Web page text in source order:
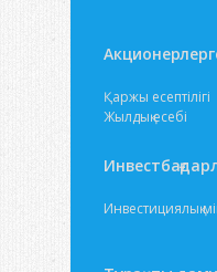
Қаржы есептілігі
Жылдық есебі
Инвестициялық